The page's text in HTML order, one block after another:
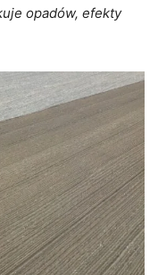
opadów, efekty